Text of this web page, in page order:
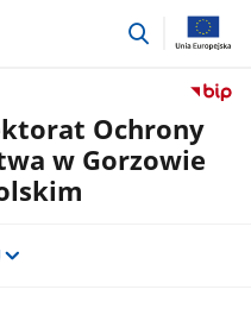
przejdź
Ochrony
w Gorzowie